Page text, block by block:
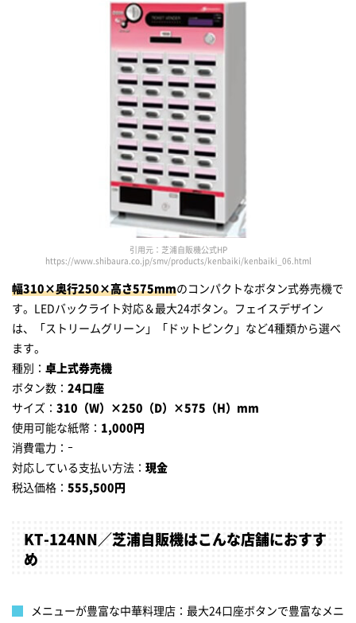
引用元：芝浦自販機公式HP
https://www.shibaura.co.jp/smv/products/kenbaiki/kenbaiki_06.html
幅310×奥行250×高さ575mmのコンパクトなボタン式券売機で
す。LEDバックライト対応＆最大24ボタン。フェイスデザイン
は、「ストリームグリーン」「ドットピンク」など4種類から選べ
ます。
種別： 卓上式券売機
ボタン数： 24口座
サイズ： 310（W）×250（D）×575（H）mm
使用可能な紙幣： 1,000円
消費電力：ｰ
対応している支払い方法： 現金
税込価格： 555,500円
KT-124NN／芝浦自販機はこんな店舗におすす
め
メニューが豊富な中華料理店：最大24口座ボタンで豊富なメニ